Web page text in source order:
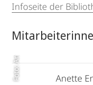
Infoseite der
Foto: Anette Engeland
Anette